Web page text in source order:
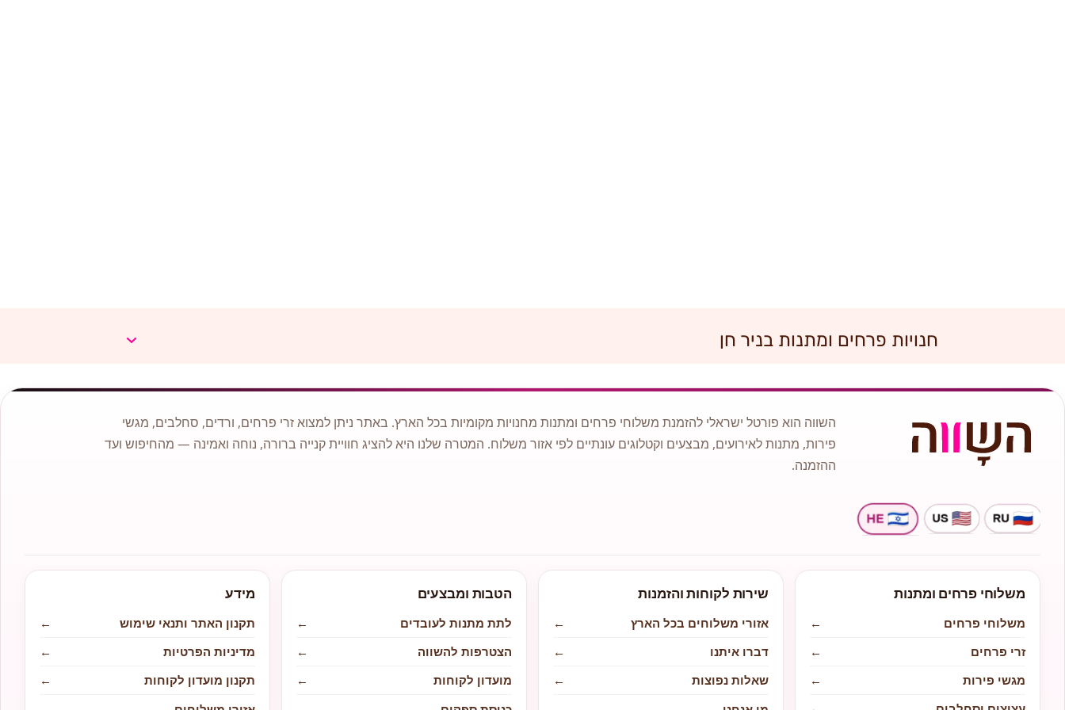
חנויות פרחים ומתנות בניר חן
השווה הוא פורטל ישראלי להזמנת משלוחי פרחים ומתנות מחנויות מקומיות בכל הארץ. באתר ניתן למצוא זרי פרחים, ורדים, סחלבים, מגשי
פירות, מתנות לאירועים, מבצעים וקטלוגים עונתיים לפי אזור משלוח. המטרה שלנו היא להציג חוויית קנייה ברורה, נוחה ואמינה — מהחיפוש ועד
ההזמנה.
משלוחי פרחים ומתנות
משלוחי פרחים
←
זרי פרחים
←
מגשי פירות
←
שירות לקוחות והזמנות
אזורי משלוחים בכל הארץ
←
דברו איתנו
←
שאלות נפוצות
←
הטבות ומבצעים
לתת מתנות לעובדים
←
הצטרפות להשווה
←
מועדון לקוחות
←
מידע
תקנון האתר ותנאי שימוש
←
מדיניות הפרטיות
←
תקנון מועדון לקוחות
←